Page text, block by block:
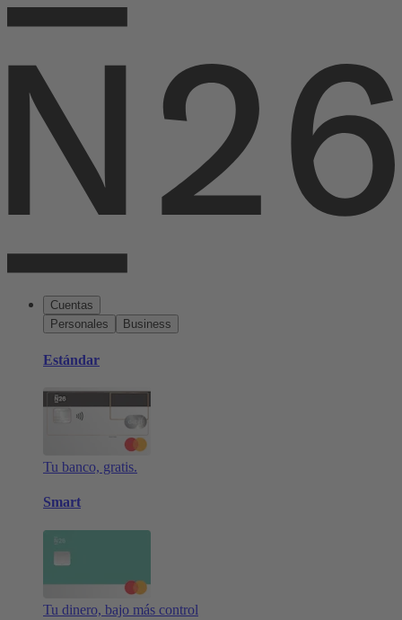
Cuentas
Personales
Business
Estándar
Tu banco, gratis.
Smart
Tu dinero, bajo más control